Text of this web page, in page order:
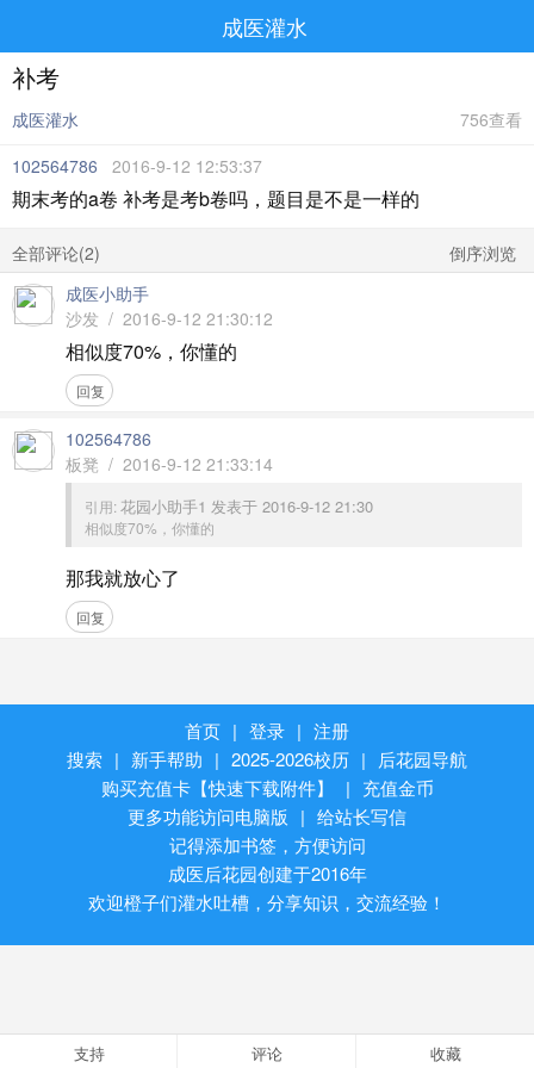
成医灌水
补考
成医灌水
756查看
102564786 2016-9-12 12:53:37
期末考的a卷 补考是考b卷吗，题目是不是一样的
全部评论(2)
倒序浏览
成医小助手
沙发 / 2016-9-12 21:30:12
相似度70%，你懂的
回复
102564786
板凳 / 2016-9-12 21:33:14
引用: 花园小助手1 发表于 2016-9-12 21:30
相似度70%，你懂的
那我就放心了
回复
支持 评论 收藏
首页 | 登录 | 注册
搜索 | 新手帮助 | 2025-2026校历 |
后花园导航
购买充值卡【快速下载附件】
| 充值金币
更多功能访问电脑版 | 给站长写信
记得添加书签，方便访问
成医后花园创建于2016年
欢迎橙子们灌水吐槽，分享知识，交流经验！